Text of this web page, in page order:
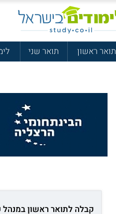
תואר ראשון תואר שני
קבלה לתואר ראשון